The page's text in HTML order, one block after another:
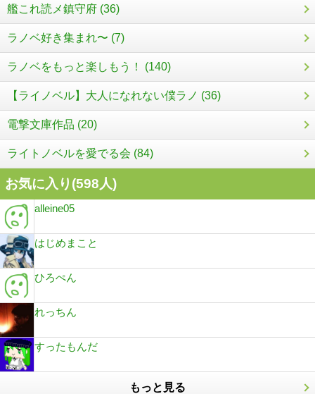
艦これ読メ鎮守府 (36)
ラノベ好き集まれ〜 (7)
ラノベをもっと楽しもう！ (140)
【ライノベル】大人になれない僕ラノ (36)
電撃文庫作品 (20)
ライトノベルを愛でる会 (84)
お気に入り(598人)
alleine05
はじめまこと
ひろぺん
れっちん
すったもんだ
もっと見る